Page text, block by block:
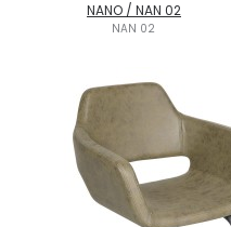
NANO / NAN 02
NAN 02